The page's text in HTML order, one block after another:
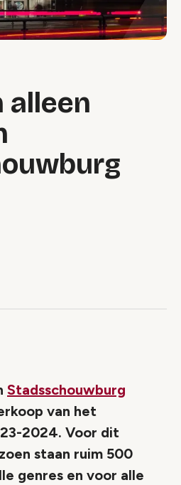
alleen
Stadsschouwburg
van het
2024. Voor dit
staan ruim 500
genres en voor alle